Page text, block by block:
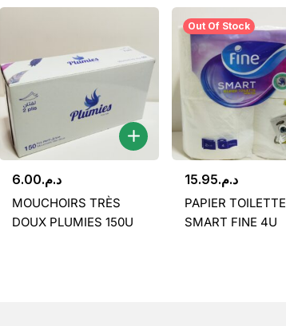
د.م.6.00
MOUCHOIRS TRÈS
DOUX PLUMIES 150U
Out Of Stock
د.م.15.95
PAPIER TOILETTE
SMART FINE 4U